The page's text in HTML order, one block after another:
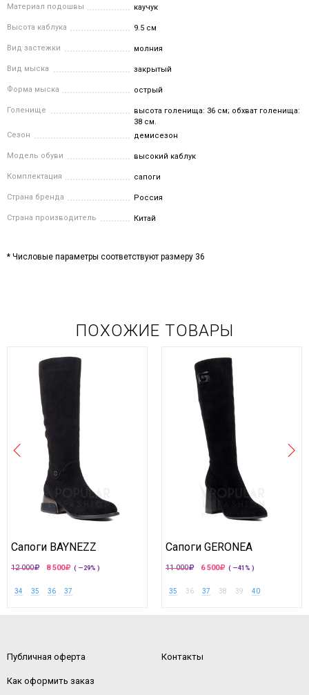
Материал подошвы каучук
Высота каблука 9.5 см
Вид застежки молния
Вид мыска закрытый
Форма мыска острый
Голенище
высота голенища: 36 см; обхват голенища:
38 см.
Сезон
демисезон
Модель обуви высокий каблук
Комплектация сапоги
Страна бренда Россия
Страна производитель Китай
* Числовые параметры соответствуют размеру 36
ПОХОЖИЕ ТОВАРЫ
Сапоги BAYNEZZ
12 000 8 500 ( —29% )
34 35 36 37
Сапоги GERONEA
11 000 6 500 ( —41% )
35 36 37 38 39 40
Публичная оферта
Как оформить заказ
Контакты